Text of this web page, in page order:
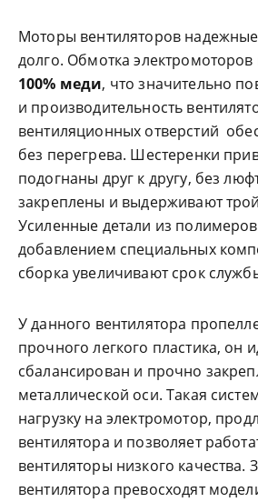
Моторы вентиляторов
долго. Обмотка
100% меди, что значительно
и производительность
вентиляционных отверстий
без перегрева. Шестеренки
подогнаны друг к другу, без
закреплены и выдерживают
Усиленные детали из
добавлением специальных
сборка увеличивают срок
У данного вентилятора
прочного легкого пластика, он
сбалансирован и прочно
металлической оси. Такая
нагрузку на электромотор,
вентилятора и позволяет
вентиляторы низкого качества.
вентилятора превосходят